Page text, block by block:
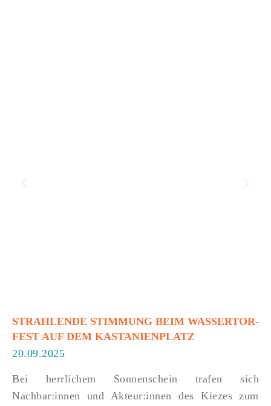
STRAHLENDE STIMMUNG BEIM WASSERTOR-
FEST AUF DEM KASTANIENPLATZ
20.09.2025
Bei herrlichem Sonnenschein trafen sich
Nachbar:innen und Akteur:innen des Kiezes zum